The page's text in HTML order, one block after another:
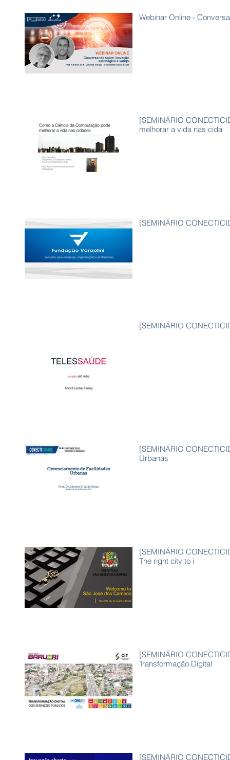
Webinar Online -
[SEMINÁRIO
melhorar a vida nas cida
[SEMINÁRIO
[SEMINÁRIO
[SEMINÁRIO
Urbanas
[SEMINÁRIO
The right city to i
[SEMINÁRIO
Transformação Digital
[SEMINÁRIO